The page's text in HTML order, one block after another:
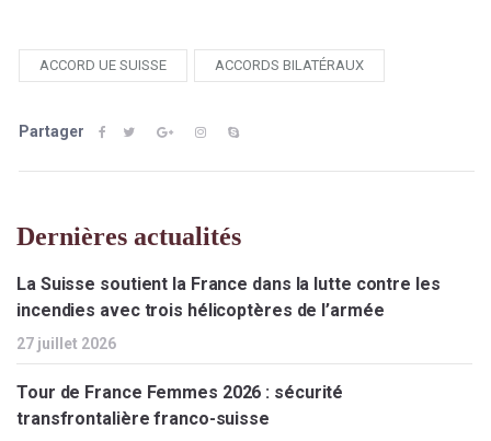
ACCORD UE SUISSE ACCORDS BILATÉRAUX
Partager
Dernières actualités
La Suisse soutient la France dans la lutte contre les
incendies avec trois hélicoptères de l’armée
27 juillet 2026
Tour de France Femmes 2026 : sécurité
transfrontalière franco-suisse